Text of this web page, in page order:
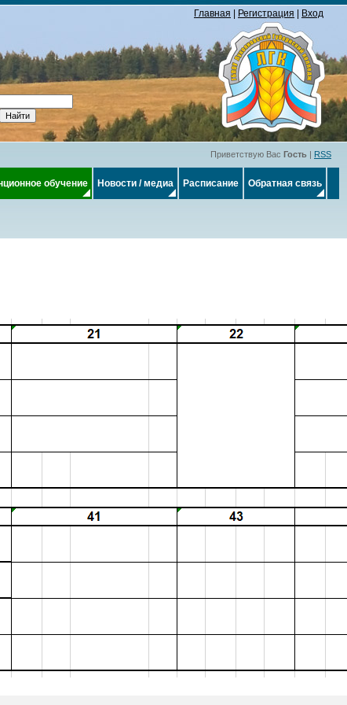
Главная Регистрация Вход
Приветствую Вас Гость | RSS
обучение Новости / медиа Расписание Обратная связь